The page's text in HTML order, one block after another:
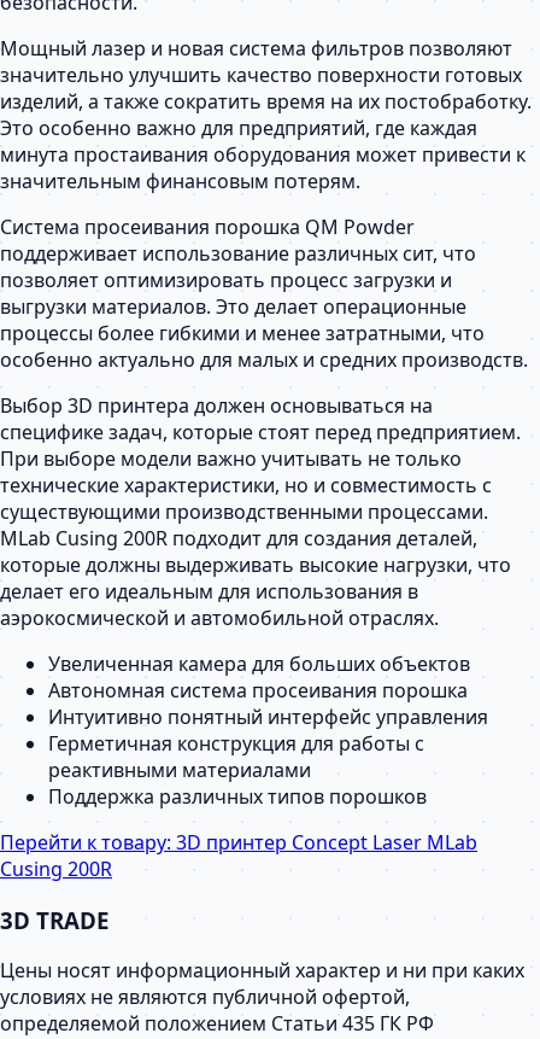
Мощный лазер и новая система фильтров позволяют
значительно улучшить качество поверхности готовых
изделий, а также сократить время на их постобработку.
Это особенно важно для предприятий, где каждая
минута простаивания оборудования может привести к
значительным финансовым потерям.
Система просеивания порошка QM Powder
поддерживает использование различных сит, что
позволяет оптимизировать процесс загрузки и
выгрузки материалов. Это делает операционные
процессы более гибкими и менее затратными, что
особенно актуально для малых и средних производств.
Выбор 3D принтера должен основываться на
специфике задач, которые стоят перед предприятием.
При выборе модели важно учитывать не только
технические характеристики, но и совместимость с
существующими производственными процессами.
MLab Cusing 200R подходит для создания деталей,
которые должны выдерживать высокие нагрузки, что
делает его идеальным для использования в
аэрокосмической и автомобильной отраслях.
Увеличенная камера для больших объектов
Автономная система просеивания порошка
Интуитивно понятный интерфейс управления
Герметичная конструкция для работы с
реактивными материалами
Поддержка различных типов порошков
Перейти к товару: 3D принтер Concept Laser MLab
Cusing 200R
3D TRADE
Цены носят информационный характер и ни при каких
условиях не являются публичной офертой,
определяемой положением Статьи 435 ГК РФ